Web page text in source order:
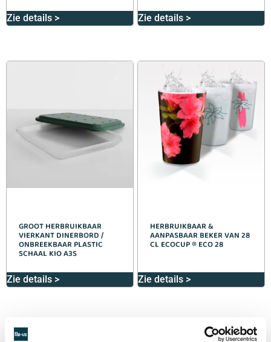
Zie details > Zie details >
GROOT HERBRUIKBAAR
VIERKANT DINERBORD /
ONBREEKBAAR PLASTIC
SCHAAL KIO A3S
Zie details >
HERBRUIKBAAR &
AANPASBAAR BEKER VAN 28
CL ECOCUP ® ECO 28
Zie details >